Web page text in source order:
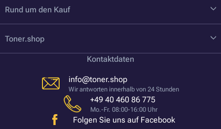
Rund um den Kauf
Toner.shop
Kontaktdaten
info@toner.shop
Wir antworten innerhalb von 24 Stunden
+49 40 460 86 775
Mo.-Fr. 08:00-16:00 Uhr
Folgen Sie uns auf Facebook